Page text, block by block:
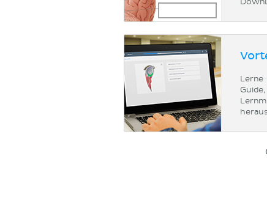
Lerne